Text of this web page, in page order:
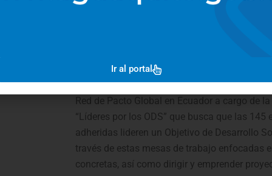
Gobierno de Galápagos, felicitó a EPMAPS
La reuniones de la Mesa (ODS) 6 es
Red de Pacto Global en Ecuador a cargo de
“Líderes por los ODS” que busca que las 145
adheridas lideren un Objetivo de Desarrollo
través de estas mesas de trabajo enfocadas
concretas, así como dirigir y emprender
Ir al portal